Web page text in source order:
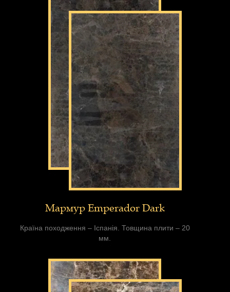
Мармур Emperador Dark
Країна походження – Іспанія. Товщина плити – 20
мм.